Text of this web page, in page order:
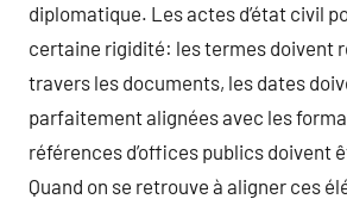
diplomatique. Les actes d’état civil
certaine rigidité: les termes doivent
travers les documents, les dates
parfaitement alignées avec les
références d’offices publics doivent
Quand on se retrouve à aligner ces